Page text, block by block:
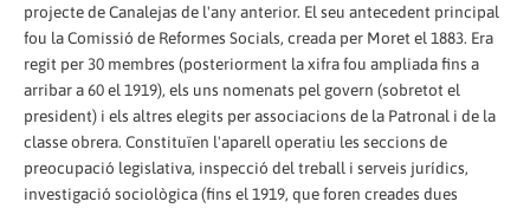
projecte de Canalejas de l'any anterior. El seu antecedent principal
fou la Comissió de Reformes Socials, creada per Moret el 1883. Era
regit per 30 membres (posteriorment la xifra fou ampliada fins a
arribar a 60 el 1919), els uns nomenats pel govern (sobretot el
president) i els altres elegits per associacions de la Patronal i de la
classe obrera. Constituïen l'aparell operatiu les seccions de
preocupació legislativa, inspecció del treball i serveis jurídics,
investigació sociològica (fins el 1919, que foren creades dues